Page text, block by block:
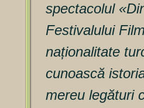
spectacolul
Festivalului
naționalitate
cunoască
mereu legături